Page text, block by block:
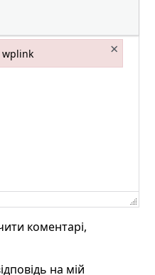
коментарі,
на мій
×